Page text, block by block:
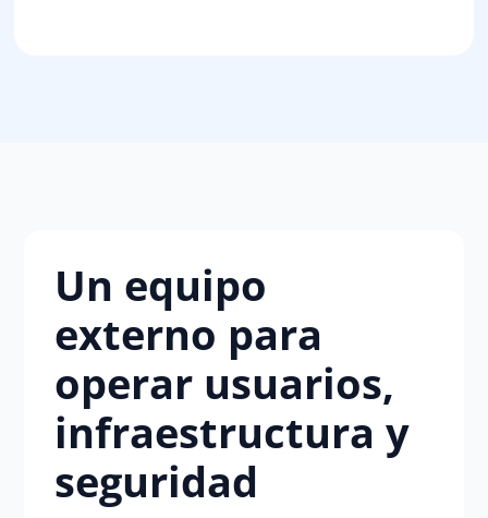
Un equipo
externo para
operar usuarios,
infraestructura y
seguridad